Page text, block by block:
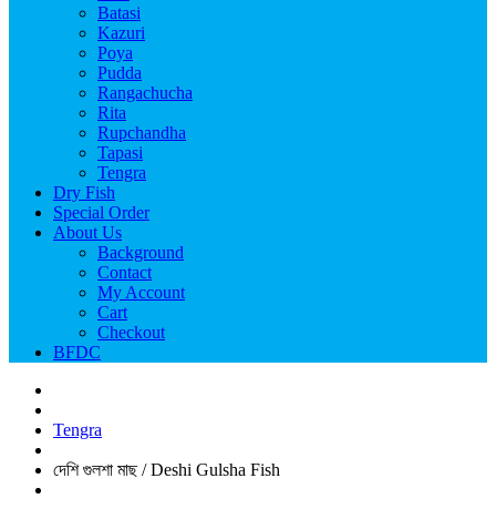
Batasi
Kazuri
Poya
Pudda
Rangachucha
Rita
Rupchandha
Tapasi
Tengra
Dry Fish
Special Order
About Us
Background
Contact
My Account
Cart
Checkout
BFDC
Tengra
দেশি গুলশা মাছ / Deshi Gulsha Fish